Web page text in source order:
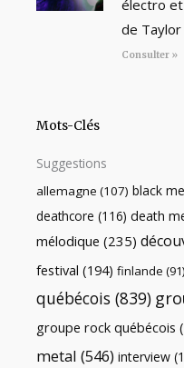
électro et
de
Consulter »
Mots-Clés
Suggestions
allemagne (107) black
deathcore (116) death
mélodique (235)
festival (194) finlande (91)
québécois (839)
groupe rock québécois
metal (546) interview